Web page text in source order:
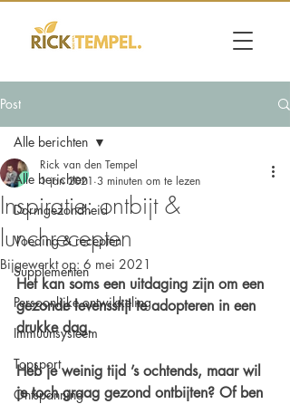
Post
Alle berichten
Darmgezondheid
Voeding & recepten
Supplementen
Persoonlijke ontwikkeling
Immuunsysteem
Topsport
Ontspanning
Alle berichten
Inspiratie: ontbijt &
lunchrecepten
Rick van den Tempel
1 jan 2021 3 minuten om te lezen
Bijgewerkt op: 6 mei 2021
Het kan soms een uitdaging zijn om een
gezonde levensstijl te adopteren in een
drukke dag.
Heb je weinig tijd ’s ochtends, maar wil
je toch graag gezond ontbijten? Of ben